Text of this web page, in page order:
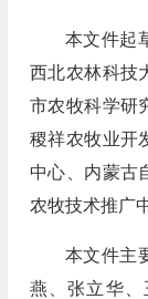
本文件起
西北农林科技
市农牧科学研
稷祥农牧业开
中心、内蒙古
农牧技术推广
本文件主
燕、张立华